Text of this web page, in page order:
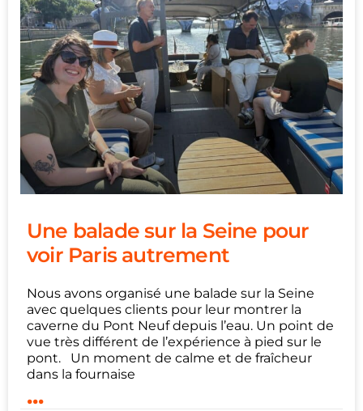
Une balade sur la Seine pour
voir Paris autrement
Nous avons organisé une balade sur la Seine
avec quelques clients pour leur montrer la
caverne du Pont Neuf depuis l’eau. Un point de
vue très différent de l’expérience à pied sur le
pont. Un moment de calme et de fraîcheur
dans la fournaise
...